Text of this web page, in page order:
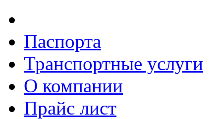
Паспорта
Транспортные услуги
О компании
Прайс лист